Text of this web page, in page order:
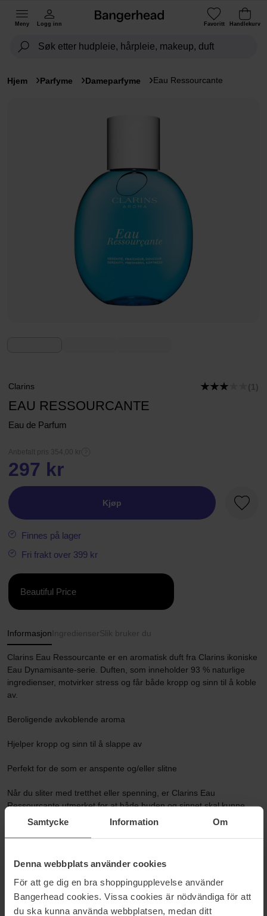
Samtycke Information Om
Denna webbplats använder cookies
För att ge dig en bra shoppingupplevelse använder
Bangerhead cookies. Vissa cookies är nödvändiga för att
du ska kunna använda webbplatsen, medan ditt
Meny Logg inn Favoritt Handlekurv
Hjem Parfyme Dameparfyme Eau Ressourcante
Clarins (1)
EAU RESSOURCANTE
Eau de Parfum
Anbefalt pris 354,00 kr
297 kr
Kjøp
Finnes på lager
Fri frakt over 399 kr
Beautiful Price
Informasjon Ingredienser Slik bruker du
Clarins Eau Ressourcante er en aromatisk duft fra Clarins ikoniske
Eau Dynamisante-serie. Duften, som inneholder 93 % naturlige
ingredienser, motvirker stress og får både kropp og sinn til å koble
av.
Beroligende avkoblende aroma
Hjelper kropp og sinn til å slappe av
Perfekt for de som er anspente og/eller slitne
Når du sliter med tretthet eller spenning, er Clarins Eau
Ressourcante utmerket for at både huden og sinnet skal kunne
gjenvinne ro og harmoni. Toppnoter av basilikum og kardemomme
avslappende effekten av den økologiske tesel-akstrakten,
kombinert med de beroligende egenskapene til
robiniablomstvannet. Den dype blå nyansen på flasken forsterker
følelsen av å gi slipp og slappe av